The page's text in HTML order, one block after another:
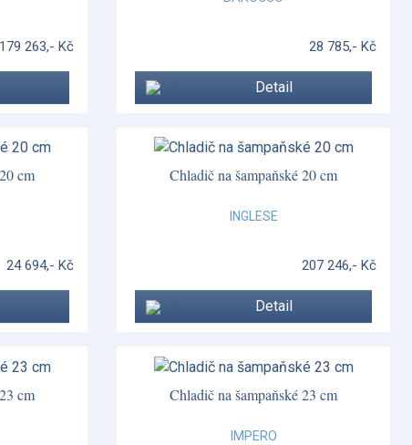
179 263,- Kč 28 785,- Kč
Detail
cm
24 694,- Kč
Chladič na šampaňské 20 cm
INGLESE
207 246,- Kč
Detail
cm Chladič na šampaňské 23 cm
IMPERO